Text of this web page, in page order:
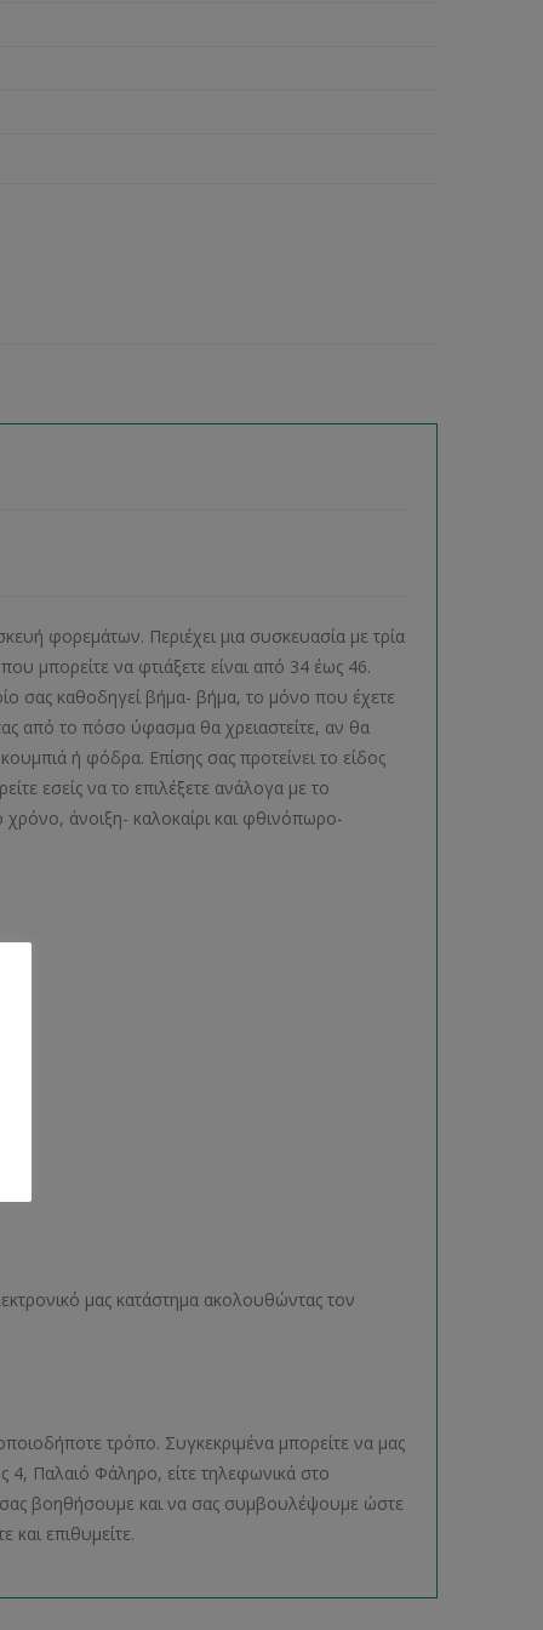
φορεμάτων. Περιέχει μια συσκευασία με τρία
μπορείτε να φτιάξετε είναι από 34 έως 46.
σας καθοδηγεί βήμα- βήμα, το μόνο που έχετε
από το πόσο ύφασμα θα χρειαστείτε, αν θα
ή φόδρα. Επίσης σας προτείνει το είδος
εσείς να το επιλέξετε ανάλογα με το
άνοιξη- καλοκαίρι και φθινόπωρο-
μας κατάστημα ακολουθώντας τον
τρόπο. Συγκεκριμένα μπορείτε να μας
4, Παλαιό Φάληρο, είτε τηλεφωνικά στο
σας βοηθήσουμε και να σας συμβουλέψουμε ώστε
και επιθυμείτε.